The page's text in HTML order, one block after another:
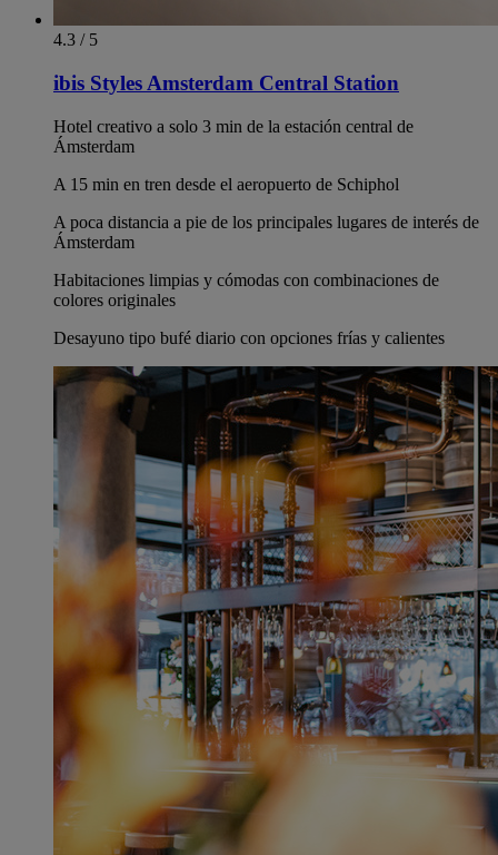
4.3 / 5
ibis Styles Amsterdam Central Station
Hotel creativo a solo 3 min de la estación central de
Ámsterdam
A 15 min en tren desde el aeropuerto de Schiphol
A poca distancia a pie de los principales lugares de interés de
Ámsterdam
Habitaciones limpias y cómodas con combinaciones de
colores originales
Desayuno tipo bufé diario con opciones frías y calientes